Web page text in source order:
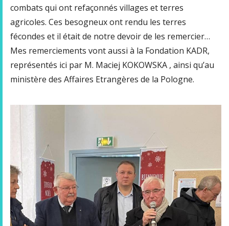
combats qui ont refaçonnés villages et terres
agricoles. Ces besogneux ont rendu les terres
fécondes et il était de notre devoir de les remercier…
Mes remerciements vont aussi à la Fondation KADR,
représentés ici par M. Maciej KOKOWSKA , ainsi qu’au
ministère des Affaires Etrangères de la Pologne.